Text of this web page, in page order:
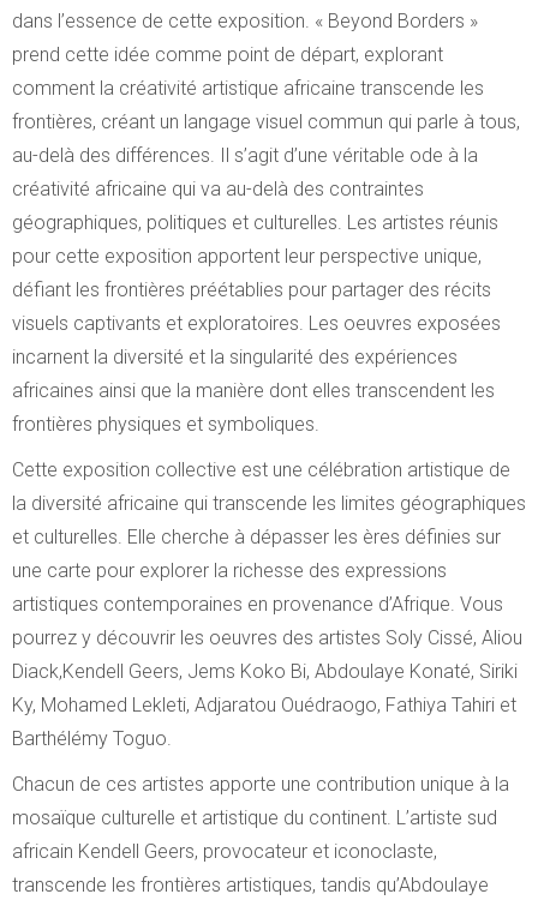
dans l’essence de cette exposition. « Beyond Borders »
prend cette idée comme point de départ, explorant
comment la créativité artistique africaine transcende les
frontières, créant un langage visuel commun qui parle à tous,
au-delà des différences. Il s’agit d’une véritable ode à la
créativité africaine qui va au-delà des contraintes
géographiques, politiques et culturelles. Les artistes réunis
pour cette exposition apportent leur perspective unique,
défiant les frontières préétablies pour partager des récits
visuels captivants et exploratoires. Les oeuvres exposées
incarnent la diversité et la singularité des expériences
africaines ainsi que la manière dont elles transcendent les
frontières physiques et symboliques.
Cette exposition collective est une célébration artistique de
la diversité africaine qui transcende les limites géographiques
et culturelles. Elle cherche à dépasser les ères définies sur
une carte pour explorer la richesse des expressions
artistiques contemporaines en provenance d’Afrique. Vous
pourrez y découvrir les oeuvres des artistes Soly Cissé, Aliou
Diack,Kendell Geers, Jems Koko Bi, Abdoulaye Konaté, Siriki
Ky, Mohamed Lekleti, Adjaratou Ouédraogo, Fathiya Tahiri et
Barthélémy Toguo.
Chacun de ces artistes apporte une contribution unique à la
mosaïque culturelle et artistique du continent. L’artiste sud
africain Kendell Geers, provocateur et iconoclaste,
transcende les frontières artistiques, tandis qu’Abdoulaye